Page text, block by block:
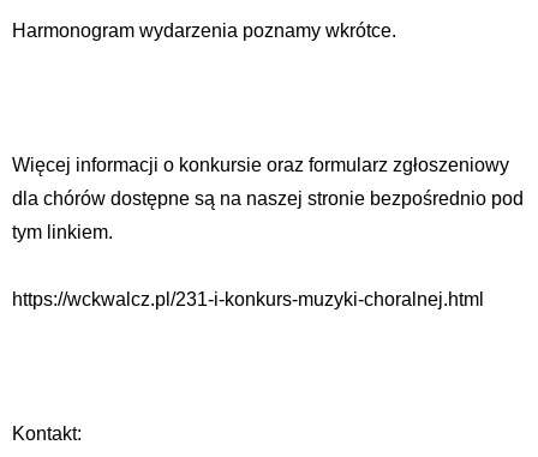
Harmonogram wydarzenia poznamy wkrótce.
Więcej informacji o konkursie oraz formularz zgłoszeniowy
dla chórów dostępne są na naszej stronie bezpośrednio pod
tym linkiem.
https://wckwalcz.pl/231-i-konkurs-muzyki-choralnej.html
Kontakt: